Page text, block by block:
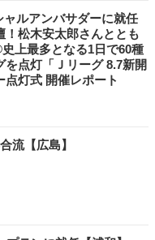
ルアンバサダーに就任
！松木安太郎さんととも
上最多となる1日で60種
点灯「Ｊリーグ 8.7新開
灯式 開催レポート
流【広島】